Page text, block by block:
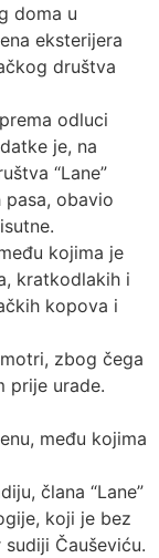
doma u
eksterijera
društva
odluci
je, na
“Lane”
obavio
kojima je
kratkodlakih i
kopova i
zbog čega
prije urade.
među kojima
člana “Lane”
koji je bez
Čauševiću.